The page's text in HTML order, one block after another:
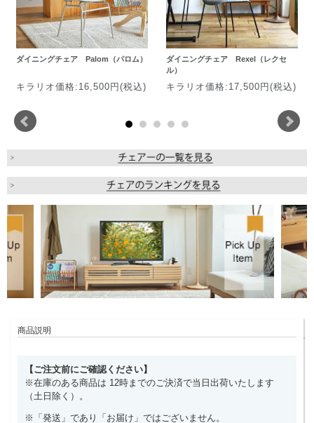
ダイニングチェア Palom（パロム）
キラリオ価格:16,500円(税込)
ダイニングチェア Rexel（レクセ
ル）
キラリオ価格:17,500円(税込)
商品説明
【ご注文前にご確認ください】
※在庫のある商品は 12時までのご決済で当日出荷いたします
（土日除く）。
※「発送」であり「お届け」ではございません。